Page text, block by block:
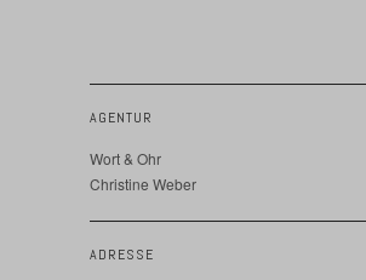
AGENTUR
Wort & Ohr
Christine Weber
ADRESSE